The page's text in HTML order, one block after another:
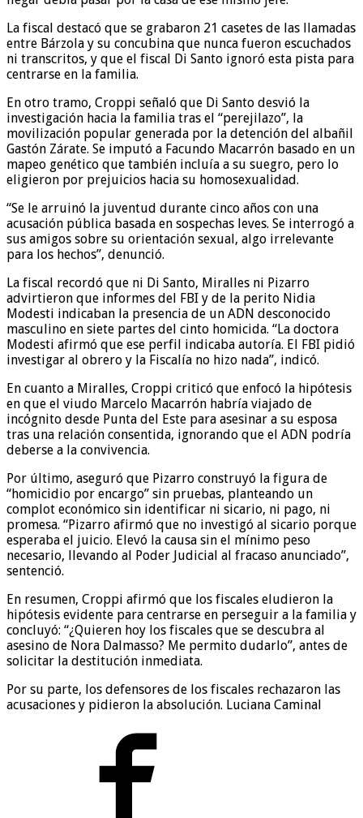
La fiscal destacó que se grabaron 21 casetes de las llamadas
entre Bárzola y su concubina que nunca fueron escuchados
ni transcritos, y que el fiscal Di Santo ignoró esta pista para
centrarse en la familia.
En otro tramo, Croppi señaló que Di Santo desvió la
investigación hacia la familia tras el “perejilazo”, la
movilización popular generada por la detención del albañil
Gastón Zárate. Se imputó a Facundo Macarrón basado en un
mapeo genético que también incluía a su suegro, pero lo
eligieron por prejuicios hacia su homosexualidad.
“Se le arruinó la juventud durante cinco años con una
acusación pública basada en sospechas leves. Se interrogó a
sus amigos sobre su orientación sexual, algo irrelevante
para los hechos”, denunció.
La fiscal recordó que ni Di Santo, Miralles ni Pizarro
advirtieron que informes del FBI y de la perito Nidia
Modesti indicaban la presencia de un ADN desconocido
masculino en siete partes del cinto homicida. “La doctora
Modesti afirmó que ese perfil indicaba autoría. El FBI pidió
investigar al obrero y la Fiscalía no hizo nada”, indicó.
En cuanto a Miralles, Croppi criticó que enfocó la hipótesis
en que el viudo Marcelo Macarrón habría viajado de
incógnito desde Punta del Este para asesinar a su esposa
tras una relación consentida, ignorando que el ADN podría
deberse a la convivencia.
Por último, aseguró que Pizarro construyó la figura de
“homicidio por encargo” sin pruebas, planteando un
complot económico sin identificar ni sicario, ni pago, ni
promesa. “Pizarro afirmó que no investigó al sicario porque
esperaba el juicio. Elevó la causa sin el mínimo peso
necesario, llevando al Poder Judicial al fracaso anunciado”,
sentenció.
En resumen, Croppi afirmó que los fiscales eludieron la
hipótesis evidente para centrarse en perseguir a la familia y
concluyó: “¿Quieren hoy los fiscales que se descubra al
asesino de Nora Dalmasso? Me permito dudarlo”, antes de
solicitar la destitución inmediata.
Por su parte, los defensores de los fiscales rechazaron las
acusaciones y pidieron la absolución. Luciana Caminal